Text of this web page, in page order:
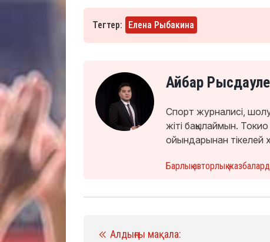
Тегтер: Елена Рыбакина
Айбар
Спорт журналисі,
жіті бақылаймын.
ойындарынан тікелей
Барлық авторлық
Алдыңғы мақала: